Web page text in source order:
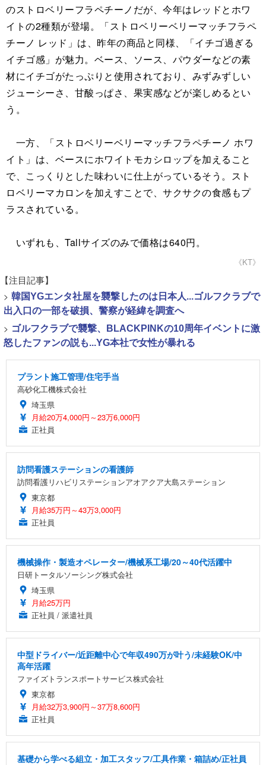
のストロベリーフラペチーノだが、今年はレッドとホワ
イトの2種類が登場。「ストロベリーベリーマッチフラペ
チーノ レッド」は、昨年の商品と同様、「イチゴ過ぎる
イチゴ感」が魅力。ベース、ソース、パウダーなどの素
材にイチゴがたっぷりと使用されており、みずみずしい
ジューシーさ、甘酸っぱさ、果実感などが楽しめるとい
う。
一方、「ストロベリーベリーマッチフラペチーノ ホワ
イト」は、ベースにホワイトモカシロップを加えること
で、こっくりとした味わいに仕上がっているそう。スト
ロベリーマカロンを加えすことで、サクサクの食感もプ
ラスされている。
いずれも、Tallサイズのみで価格は640円。
《KT》
【注目記事】
> 韓国YGエンタ社屋を襲撃したのは日本人...ゴルフクラブで
出入口の一部を破損、警察が経緯を調査へ
> ゴルフクラブで襲撃、BLACKPINKの10周年イベントに激
怒したファンの説も...YG本社で女性が暴れる
プラント施工管理/住宅手当
高砂化工機株式会社
埼玉県
月給20万4,000円～23万6,000円
正社員
訪問看護ステーションの看護師
訪問看護リハビリステーションアオアクア大島ステーション
東京都
月給35万円～43万3,000円
正社員
機械操作・製造オペレーター/機械系工場/20～40代活躍中
日研トータルソーシング株式会社
埼玉県
月給25万円
正社員 / 派遣社員
中型ドライバー/近距離中心で年収490万が叶う/未経験OK/中
高年活躍
ファイズトランスポートサービス株式会社
東京都
月給32万3,900円～37万8,600円
正社員
基礎から学べる組立・加工スタッフ/工具作業・箱詰め/正社員